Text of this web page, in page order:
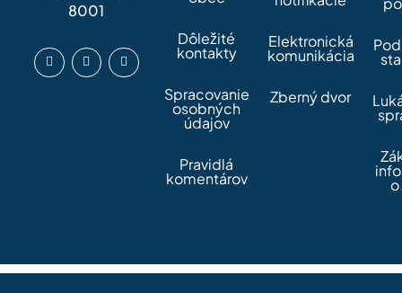
8001
Dôležité
kontakty
Spracovanie
osobných
údajov
Pravidlá
komentárov
Elektronická
komunikácia
Zberný dvor